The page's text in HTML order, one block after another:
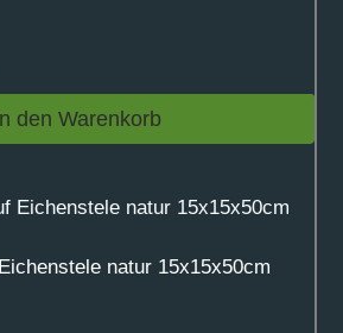
den Warenkorb
natur 15x15x50cm